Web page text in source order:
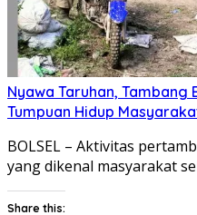
Nyawa Taruhan, Tambang
Tumpuan Hidup
BOLSEL – Aktivitas
yang dikenal masyarakat
Share this: